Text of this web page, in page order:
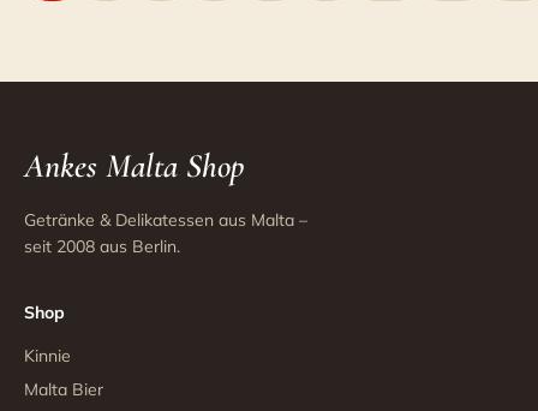
Ankes Malta Shop
Getränke & Delikatessen aus Malta –
seit 2008 aus Berlin.
Shop
Kinnie
Malta Bier